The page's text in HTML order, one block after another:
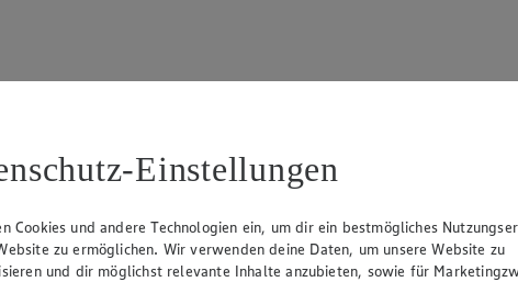
Einstellungen
Cookies und andere Technologien ein, um dir ein bestmögliches
zu ermöglichen. Wir verwenden deine Daten, um unsere Website zu
und dir möglichst relevante Inhalte anzubieten, sowie für